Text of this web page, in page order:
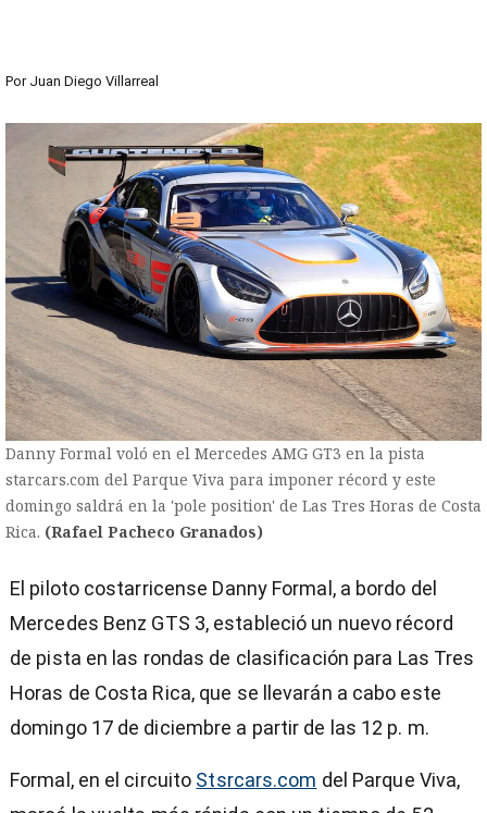
Por Juan Diego Villarreal
Danny Formal voló en el Mercedes AMG GT3 en la pista
starcars.com del Parque Viva para imponer récord y este
domingo saldrá en la 'pole position' de Las Tres Horas de Costa
Rica. (Rafael Pacheco Granados)
El piloto costarricense Danny Formal, a bordo del
Mercedes Benz GTS 3, estableció un nuevo récord
de pista en las rondas de clasificación para Las Tres
Horas de Costa Rica, que se llevarán a cabo este
domingo 17 de diciembre a partir de las 12 p. m.
Formal, en el circuito Stsrcars.com del Parque Viva,